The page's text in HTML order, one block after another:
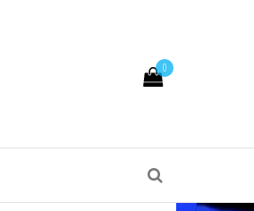
0